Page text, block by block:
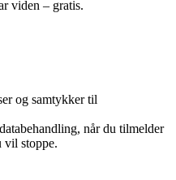
viden – gratis.
og samtykker til
når du tilmelder
vil stoppe.